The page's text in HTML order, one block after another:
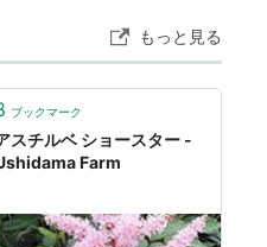
もっと見る
ブックマーク
スチルベ ショースター -
Farm